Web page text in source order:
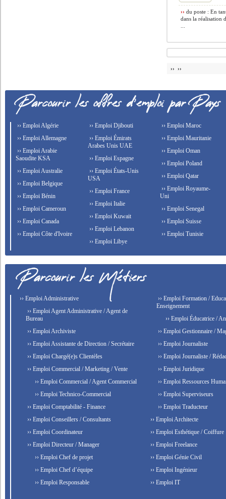
›› du poste : En
dans la réalisation
›› ››
›› Emploi Algérie
›› Emploi Allemagne
›› Emploi Arabie
Saoudite KSA
›› Emploi Australie
›› Emploi Belgique
›› Emploi Bénin
›› Emploi Cameroun
›› Emploi Canada
›› Emploi Côte d'Ivoire
›› Emploi Djibouti
›› Emploi Émirats
Arabes Unis UAE
›› Emploi Espagne
›› Emploi États-Unis
USA
›› Emploi France
›› Emploi Italie
›› Emploi Kuwait
›› Emploi Lebanon
›› Emploi Libye
›› Emploi Maroc
›› Emploi Mauritanie
›› Emploi Oman
›› Emploi Poland
›› Emploi Qatar
›› Emploi Royaume-
Uni
›› Emploi Senegal
›› Emploi Suisse
›› Emploi Tunisie
›› Emploi Administrative
›› Emploi Agent Administrative / Agent de
Bureau
›› Emploi Archiviste
›› Emploi Assistante de Direction / Secrétaire
›› Emploi Chargé(e)s Clientèles
›› Emploi Commercial / Marketing / Vente
›› Emploi Commercial / Agent Commercial
›› Emploi Technico-Commercial
›› Emploi Comptabilité - Finance
›› Emploi Conseillers / Consultants
›› Emploi Coordinateur
›› Emploi Directeur / Manager
›› Emploi Chef de projet
›› Emploi Chef d’équipe
›› Emploi Responsable
›› Emploi Formation /
Enseignement
›› Emploi Éducatrice /
›› Emploi Gestionnaire /
›› Emploi Journaliste
›› Emploi Journaliste /
›› Emploi Juridique
›› Emploi Ressources
›› Emploi Superviseurs
›› Emploi Traducteur
›› Emploi Architecte
›› Emploi Esthétique / Coiffure
›› Emploi Freelance
›› Emploi Génie Civil
›› Emploi Ingénieur
›› Emploi IT